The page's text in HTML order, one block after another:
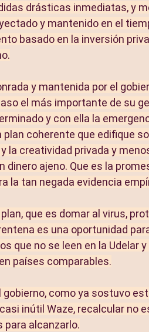
drásticas inmediatas, y
y mantenido en el
basado en la inversión
y mantenida por el
el más importante de su
y con ella la
coherente que edifique
la creatividad privada y
ajeno. Que es la
la tan negada evidencia
que es domar al virus,
es una oportunidad
que no se leen en la Udelar
países comparables.
como ya sostuvo
inútil Waze, recalcular no
alcanzarlo.